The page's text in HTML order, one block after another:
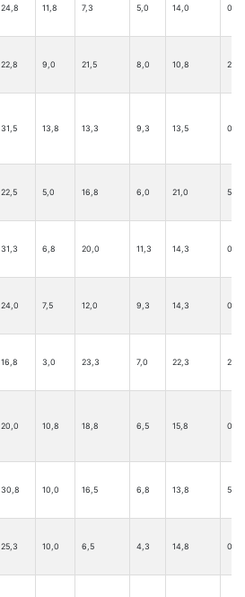
24,8 11,8 7,3 5,0 14,0 0,8
22,8 9,0 21,5 8,0 10,8 2,8
31,5 13,8 13,3 9,3 13,5 0,3
22,5 5,0 16,8 6,0 21,0 5,8
31,3 6,8 20,0 11,3 14,3 0,0
24,0 7,5 12,0 9,3 14,3 0,8
16,8 3,0 23,3 7,0 22,3 2,8
20,0 10,8 18,8 6,5 15,8 0,3
30,8 10,0 16,5 6,8 13,8 5,3
25,3 10,0 6,5 4,3 14,8 0,5